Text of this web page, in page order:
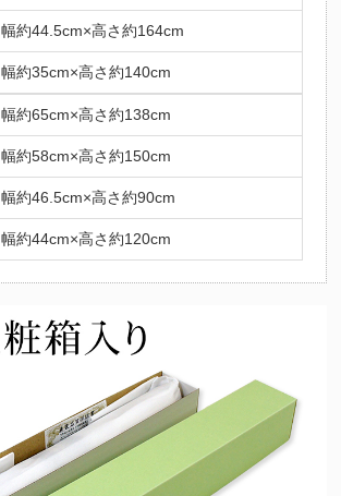
幅約44.5cm×高さ約164cm
幅約35cm×高さ約140cm
幅約65cm×高さ約138cm
幅約58cm×高さ約150cm
幅約46.5cm×高さ約90cm
幅約44cm×高さ約120cm